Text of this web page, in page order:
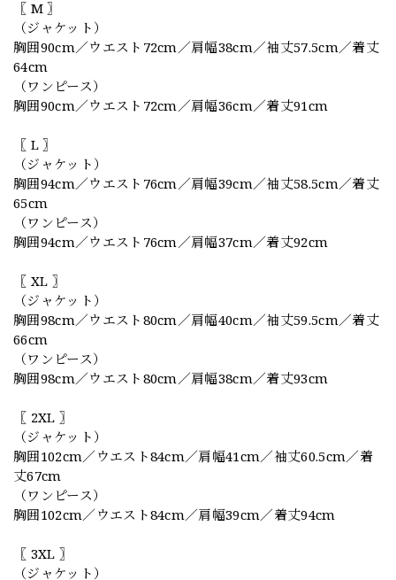
〖 M 〗
（ジャケット）
胸囲90cm／ウエスト72cm／肩幅38cm／袖丈57.5cm／着丈
64cm
（ワンピース）
胸囲90cm／ウエスト72cm／肩幅36cm／着丈91cm
〖 L 〗
（ジャケット）
胸囲94cm／ウエスト76cm／肩幅39cm／袖丈58.5cm／着丈
65cm
（ワンピース）
胸囲94cm／ウエスト76cm／肩幅37cm／着丈92cm
〖 XL 〗
（ジャケット）
胸囲98cm／ウエスト80cm／肩幅40cm／袖丈59.5cm／着丈
66cm
（ワンピース）
胸囲98cm／ウエスト80cm／肩幅38cm／着丈93cm
〖 2XL 〗
（ジャケット）
胸囲102cm／ウエスト84cm／肩幅41cm／袖丈60.5cm／着
丈67cm
（ワンピース）
胸囲102cm／ウエスト84cm／肩幅39cm／着丈94cm
〖 3XL 〗
（ジャケット）